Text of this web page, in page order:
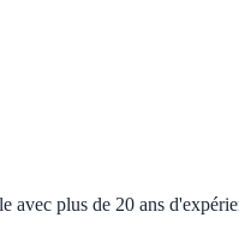
avec plus de 20 ans